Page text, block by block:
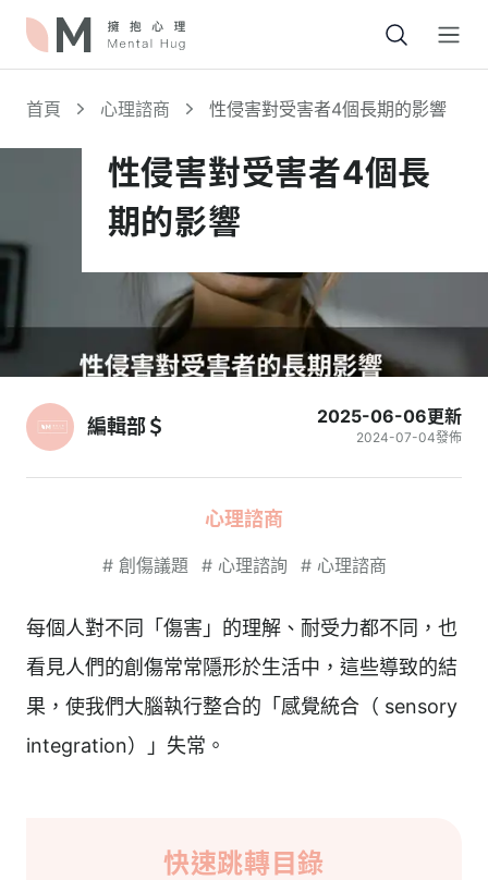
首頁 心理諮商 性侵害對受害者4個長期的影響
性侵害對受害者4個長
期的影響
編輯部＄ 2025-06-06更新
2024-07-04發佈
心理諮商
# 創傷議題 # 心理諮詢 # 心理諮商
每個人對不同「傷害」的理解、耐受力都不同，也
看見人們的創傷常常隱形於生活中，這些導致的結
果，使我們大腦執行整合的「感覺統合（ sensory
integration）」失常。
快速跳轉目錄